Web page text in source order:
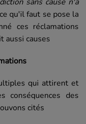
qu'il faut se pose la
ces réclamations
aussi causes
qui attirent et
conséquences des
cités